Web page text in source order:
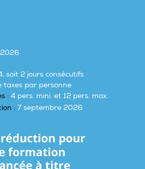
soit 2 jours consécutifs
taxes par personne
: 4 pers. mini. et 12 pers. max.
: 7 septembre 2026